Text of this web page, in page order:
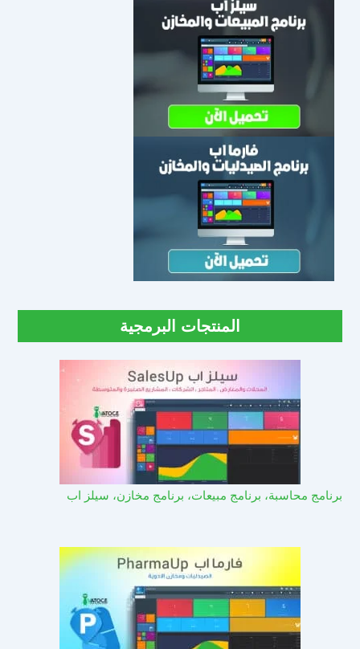
المنتجات البرمجية
برنامج محاسبة، برنامج مبيعات، برنامج مخازن، سيلز اب